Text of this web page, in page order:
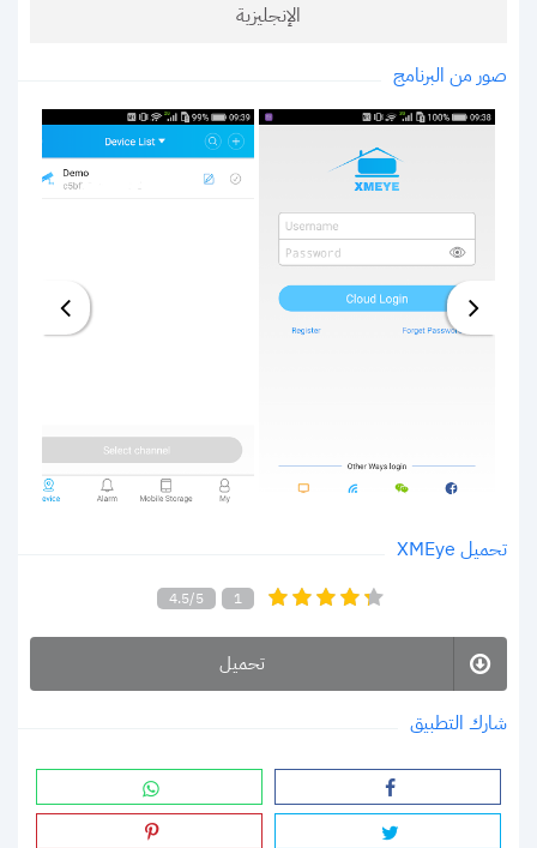
الإنجليزية
صور من البرنامج
تحميل XMEye
4.5/5 1
تحميل
شارك التطبيق